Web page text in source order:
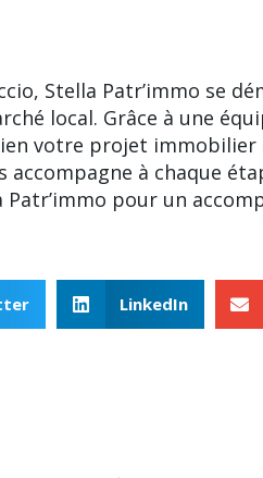
Stella Patr’immo se
local. Grâce à une
votre projet
accompagne à chaque
pour un
LinkedIn